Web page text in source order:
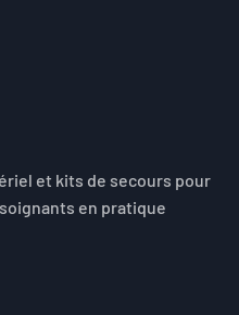
et kits de secours pour
en pratique